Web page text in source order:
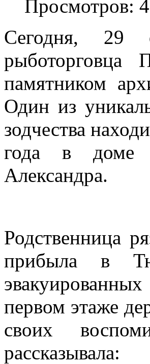
Просмотров:
Сегодня, 29
рыботорговца
памятником
Один из
зодчества
года в доме
Александра.
Родственница
прибыла в
первом этаже
своих
рассказывала: